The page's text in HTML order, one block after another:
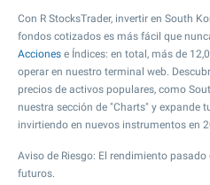
Con R StocksTrader, invertir en South
fondos cotizados es más fácil que
Acciones e Índices: en total, más de
operar en nuestro terminal web.
precios de activos populares, como
nuestra sección de "Charts" y expande
invirtiendo en nuevos instrumentos en
Aviso de Riesgo: El rendimiento pasado
futuros.